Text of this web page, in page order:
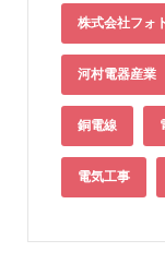
株式会社フォ
河村電器産業
銅電線
電気工事